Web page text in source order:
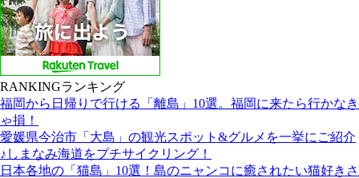
RANKINGランキング
福岡から日帰りで行ける「離島」10選。福岡に来たら行かなき
ゃ損！
愛媛県今治市「大島」の観光スポット&グルメを一挙にご紹介
♪しまなみ海道をプチサイクリング！
日本各地の「猫島」10選！島のニャンコに癒されたい猫好きさ